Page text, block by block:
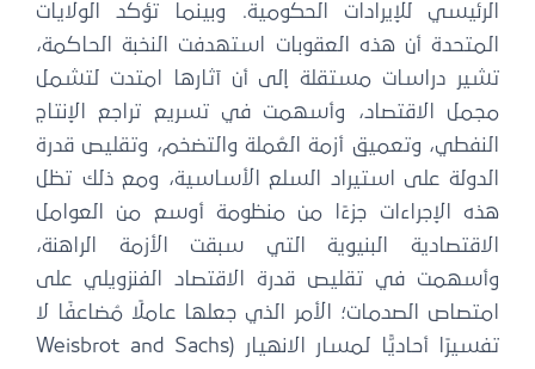
الرئيسي للإيرادات الحكومية. وبينما تؤكد الولايات
المتحدة أن هذه العقوبات استهدفت النخبة الحاكمة،
تشير دراسات مستقلة إلى أن آثارها امتدت لتشمل
مجمل الاقتصاد، وأسهمت في تسريع تراجع الإنتاج
النفطي، وتعميق أزمة العُملة والتضخم، وتقليص قدرة
الدولة على استيراد السلع الأساسية، ومع ذلك تظل
هذه الإجراءات جزءًا من منظومة أوسع من العوامل
الاقتصادية البنيوية التي سبقت الأزمة الراهنة،
وأسهمت في تقليص قدرة الاقتصاد الفنزويلي على
امتصاص الصدمات؛ الأمر الذي جعلها عاملًا مُضاعفًا لا
تفسيرًا أحاديًّا لمسار الانهيار (Weisbrot and Sachs